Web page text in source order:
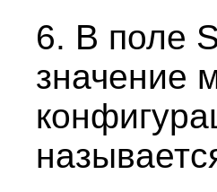
6. В поле
значение